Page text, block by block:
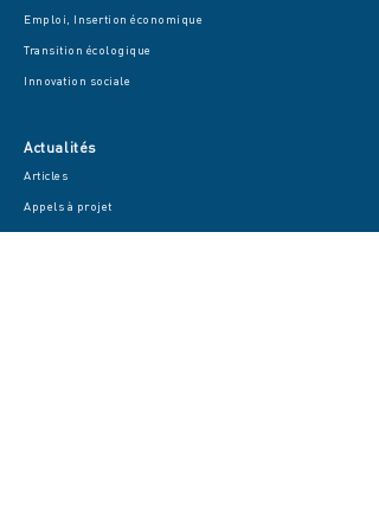
Emploi, Insertion économique
Transition écologique
Innovation sociale
Actualités
Articles
Appel s à projet